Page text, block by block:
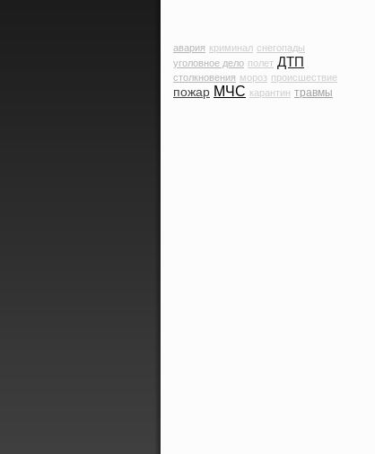
авария криминал снегопады
уголовное дело полет ДТП
столкновения мороз происшествие
пожар МЧС карантин травмы